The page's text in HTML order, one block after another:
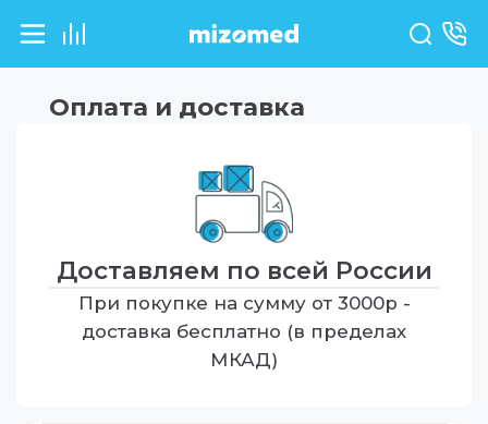
Оплата и доставка
Доставляем по всей России
При покупке на сумму от 3000р -
доставка бесплатно (в пределах
МКАД)